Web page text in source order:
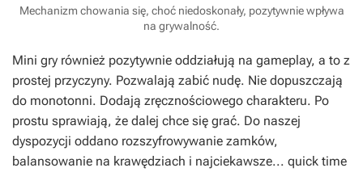
Mechanizm chowania się, choć niedoskonały, pozytywnie wpływa
na grywalność.
Mini gry również pozytywnie oddziałują na gameplay, a to z
prostej przyczyny. Pozwalają zabić nudę. Nie dopuszczają
do monotonni. Dodają zręcznościowego charakteru. Po
prostu sprawiają, że dalej chce się grać. Do naszej
dyspozycji oddano rozszyfrowywanie zamków,
balansowanie na krawędziach i najciekawsze... quick time